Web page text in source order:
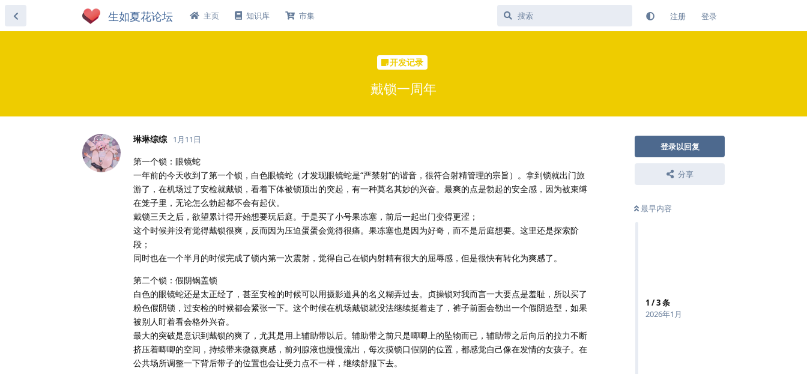
主页 知识库 市集 注册 登录
开发记录
戴锁一周年
登录以回复
分享
最早内容
1 /3条
2026年1月
琳琳综综 1月11日
第一个锁：眼镜蛇
一年前的今天收到了第一个锁，白色眼镜蛇（才发现眼镜蛇是“严禁射”的谐音，很符合射精管理的宗旨）。拿到锁就出门旅
游了，在机场过了安检就戴锁，看着下体被锁顶出的突起，有一种莫名其妙的兴奋。最爽的点是勃起的安全感，因为被束缚
在笼子里，无论怎么勃起都不会有起伏。
戴锁三天之后，欲望累计得开始想要玩后庭。于是买了小号果冻塞，前后一起出门变得更涩；
这个时候并没有觉得戴锁很爽，反而因为压迫蛋蛋会觉得很痛。果冻塞也是因为好奇，而不是后庭想要。这里还是探索阶
段；
同时也在一个半月的时候完成了锁内第一次震射，觉得自己在锁内射精有很大的屈辱感，但是很快有转化为爽感了。
第二个锁：假阴锅盖锁
白色的眼镜蛇还是太正经了，甚至安检的时候可以用摄影道具的名义糊弄过去。贞操锁对我而言一大要点是羞耻，所以买了
粉色假阴锁，过安检的时候都会紧张一下。这个时候在机场戴锁就没法继续挺着走了，裤子前面会勒出一个假阴造型，如果
被别人盯着看会格外兴奋。
最大的突破是意识到戴锁的爽了，尤其是用上辅助带以后。辅助带之前只是唧唧上的坠物而已，辅助带之后向后的拉力不断
挤压着唧唧的空间，持续带来微微爽感，前列腺液也慢慢流出，每次摸锁口假阴的位置，都感觉自己像在发情的女孩子。在
公共场所调整一下背后带子的位置也会让受力点不一样，继续舒服下去。